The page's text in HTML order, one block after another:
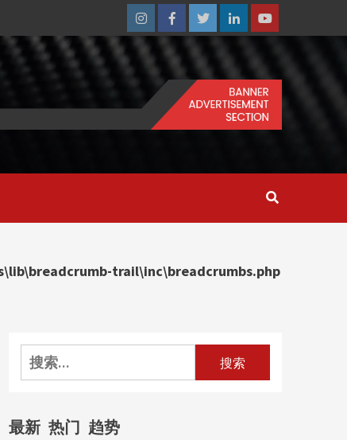
InstagramFacebookTwitterLinkedinYoutube
trail\inc\breadcrumbs.php
搜
索：
最新 热门 趋势